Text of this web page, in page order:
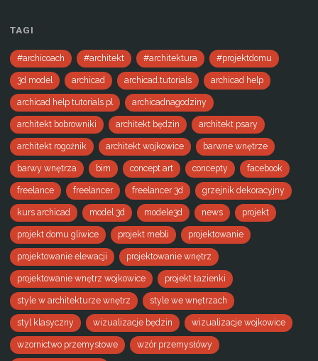
TAGI
#archicoach #architekt #architektura #projektdomu
3d model archicad archicad.tutorials archicad help
archicad help tutorials pl archicadnagodziny
architekt bobrowniki architekt będzin architekt psary
architekt rogoźnik architekt wojkowice barwne wnętrze
barwy wnętrza bim concept art concepty facebook
freelance freelancer freelancer 3d grzejnik dekoracyjny
kurs archicad model 3d modele3d news projekt
projekt domu gliwice projekt mebli projektowanie
projektowanie elewacji projektowanie wnętrz
projektowanie wnętrz wojkowice projekt łazienki
style w architekturze wnętrz style we wnętrzach
styl klasyczny wizualizacje będzin wizualizacje wojkowice
wzornictwo przemysłowe wzór przemysłówy